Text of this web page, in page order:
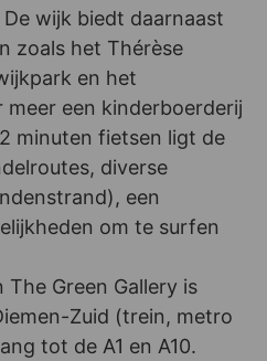
wijk biedt daarnaast
zoals het Thérèse
en het
meer een kinderboerderij
minuten fietsen ligt de
diverse
een
om te surfen
Green Gallery is
Zuid (trein, metro
tot de A1 en A10.